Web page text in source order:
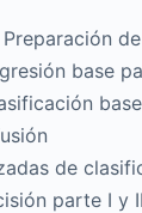
base
base
de
parte I y II